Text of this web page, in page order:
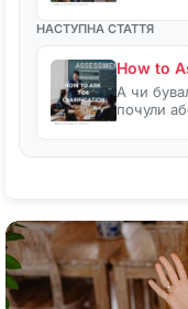
НАСТУПНА СТАТТЯ
How to
А чи
почули